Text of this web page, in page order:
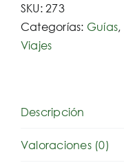
SKU:273
Categorías: Guías,
Viajes
Descripción
Valoraciones (0)